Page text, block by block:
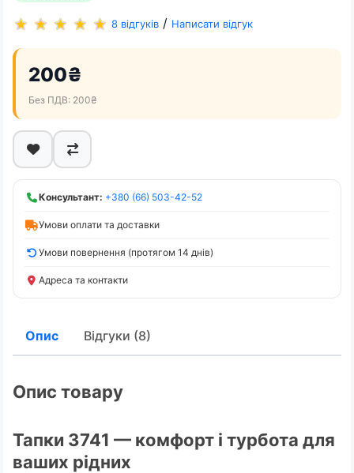
8 відгуків / Написати відгук
200₴
Без ПДВ: 200₴
Консультант: +380 (66) 503-42-52
Умови оплати та доставки
Умови повернення (протягом 14 днів)
Адреса та контакти
Опис Відгуки (8)
Опис товару
Тапки 3741 — комфорт і турбота для
ваших рідних